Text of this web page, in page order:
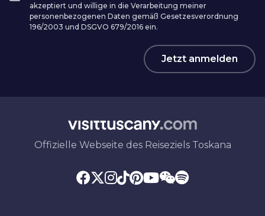
akzeptiert und willige in die Verarbeitung meiner
personenbezogenen Daten gemäß Gesetzesverordnung
196/2003 und DSGVO 679/2016 ein.
Jetzt anmelden
Offizielle Webseite des Reiseziels Toskana